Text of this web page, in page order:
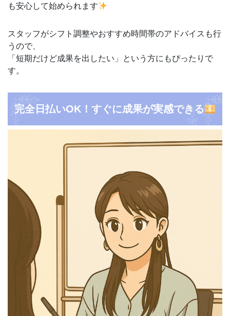
も安心して始められます
スタッフがシフト調整やおすすめ時間帯のアドバイスも行
うので、
「短期だけど成果を出したい」という方にもぴったりで
す。
完全日払いOK！すぐに成果が実感できる